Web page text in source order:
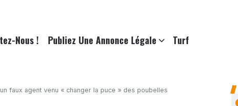
Nous ! Publiez Une Annonce Légale Turf
faux agent venu « changer la puce » des poubelles